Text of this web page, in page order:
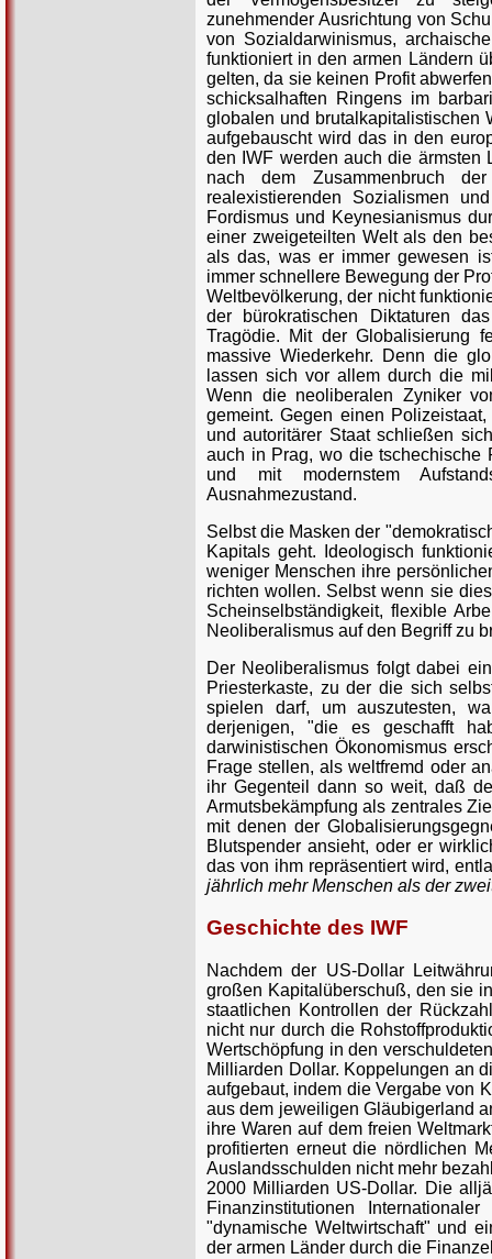
zunehmender Ausrichtung von
von Sozialdarwinismus,
funktioniert in den armen Ländern
gelten, da sie keinen Profit
schicksalhaften Ringens im
globalen und brutalkapitalistischen
aufgebauscht wird das in den
den IWF werden auch die ärmsten
nach dem Zusammenbruch der
realexistierenden Sozialismen
Fordismus und Keynesianismus
einer zweigeteilten Welt als den
als das, was er immer gewesen
immer schnellere Bewegung der
Weltbevölkerung, der nicht
der bürokratischen Diktaturen
Tragödie. Mit der Globalisierung
massive Wiederkehr. Denn die
lassen sich vor allem durch die
Wenn die neoliberalen Zyniker
gemeint. Gegen einen
und autoritärer Staat schließen
auch in Prag, wo die tschechische
und mit modernstem
Ausnahmezustand.
Selbst die Masken der
Kapitals geht. Ideologisch
weniger Menschen ihre
richten wollen. Selbst wenn sie
Scheinselbständigkeit, flexible
Neoliberalismus auf den Begriff zu
Der Neoliberalismus folgt dabei
Priesterkaste, zu der die sich
spielen darf, um auszutesten,
derjenigen, "die es geschafft
darwinistischen Ökonomismus
Frage stellen, als weltfremd oder
ihr Gegenteil dann so weit, daß
Armutsbekämpfung als zentrales
mit denen der
Blutspender ansieht, oder er
das von ihm repräsentiert wird,
jährlich mehr Menschen als der
Geschichte des IWF
Nachdem der US-Dollar
großen Kapitalüberschuß, den sie
staatlichen Kontrollen der
nicht nur durch die
Wertschöpfung in den
Milliarden Dollar. Koppelungen an
aufgebaut, indem die Vergabe von
aus dem jeweiligen Gläubigerland
ihre Waren auf dem freien
profitierten erneut die nördlichen
Auslandsschulden nicht mehr
2000 Milliarden US-Dollar. Die
Finanzinstitutionen
"dynamische Weltwirtschaft" und
der armen Länder durch die